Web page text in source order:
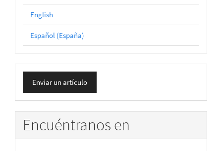
English
Español (España)
Enviar
un
artículo
Enviar un artículo
Encuéntranos en